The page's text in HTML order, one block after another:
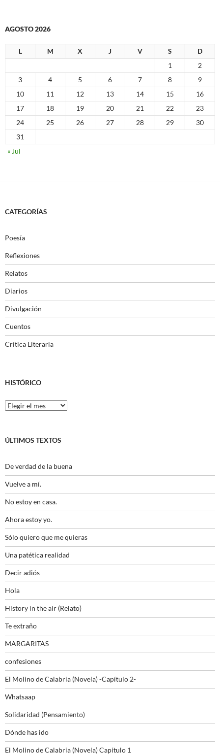
AGOSTO 2026
L M X J V S
D
1
2
3
4 5 6 7 8
9
10
11 12 13 14 15
16
17
18 19 20 21 22
23
24
25 26 27 28 29
30
31
« Jul
CATEGORÍAS
Poesía
Reflexiones
Relatos
Diarios
Divulgación
Cuentos
Crítica Literaria
HISTÓRICO
Histórico
ÚLTIMOS TEXTOS
De verdad de la buena
Vuelve a mí.
No estoy en casa.
Ahora estoy yo.
Sólo quiero que me quieras
Una patética realidad
Decir adiós
Hola
History in the air (Relato)
Te extraño
MARGARITAS
confesiones
El Molino de Calabria (Novela) -Capítulo 2-
Whatsaap
Solidaridad (Pensamiento)
Dónde has ido
El Molino de Calabria (Novela) Capítulo 1